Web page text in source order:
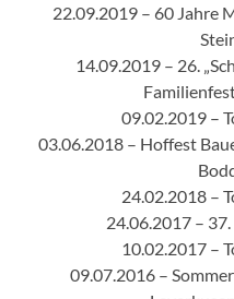
22.09.2019 – 60 Jahre
14.09.2019 – 26.
09.02.2019 –
03.06.2018 – Hoffest
24.02.2018 –
24.06.2017 –
10.02.2017 –
09.07.2016 –